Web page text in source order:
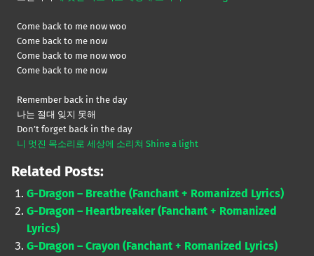
Come back to me now woo
Come back to me now
Come back to me now woo
Come back to me now
Remember back in the day
나는 절대 잊지 못해
Don’t forget back in the day
니 멋진 목소리로 세상에 소리쳐 Shine a light
Related Posts:
G-Dragon – Breathe (Fanchant + Romanized Lyrics)
G-Dragon – Heartbreaker (Fanchant + Romanized
Lyrics)
G-Dragon – Crayon (Fanchant + Romanized Lyrics)